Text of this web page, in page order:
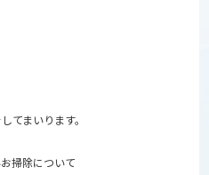
てまいります。
掃除について